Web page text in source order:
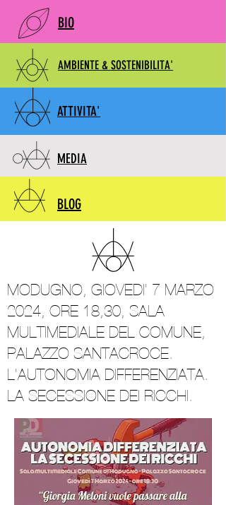
BIO
AMBIENTE & SOSTENIBILITA'
ATTIVITA'
MEDIA
BLOG
MODUGNO, GIOVEDI' 7 MARZO
2024, ORE 18,30, SALA
MULTIMEDIALE DEL COMUNE,
PALAZZO SANTACROCE.
L'AUTONOMIA DIFFERENZIATA.
LA SECESSIONE DEI RICCHI.